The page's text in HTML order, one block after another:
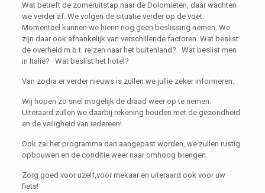
Wat betreft de zomeruitstap naar de Dolomieten, daar wachten
we verder af. We volgen de situatie verder op de voet.
Momenteel kunnen we hierin nog geen beslissing nemen. We
zijn daar ook afhankelijk van verschillende factoren. Wat beslist
de overheid m.b.t. reizen naar het buitenland? Wat beslist men
in Italië? Wat beslist het hotel?
Van zodra er verder nieuws is zullen we jullie zeker informeren.
Wij hopen zo snel mogelijk de draad weer op te nemen.
Uiteraard zullen we daarbij rekening houden met de gezondheid
en de veiligheid van iedereen!
Ook zal het programma dan aangepast worden, we zullen rustig
opbouwen en de conditie weer naar omhoog brengen.
Zorg goed voor uzelf,voor mekaar en uiteraard ook voor uw
fiets!